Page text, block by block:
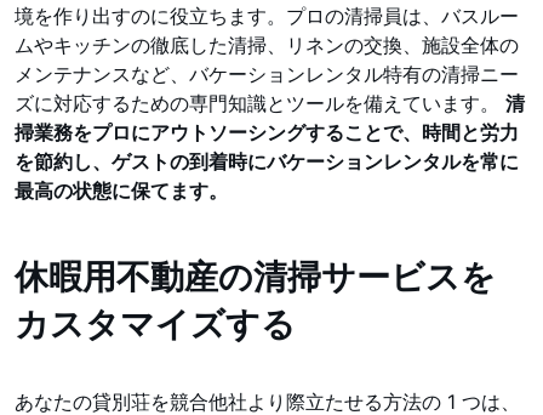
境を作り出すのに役立ちます。プロの清掃員は、バスルー
ムやキッチンの徹底した清掃、リネンの交換、施設全体の
メンテナンスなど、バケーションレンタル特有の清掃ニー
ズに対応するための専門知識とツールを備えています。 清
掃業務をプロにアウトソーシングすることで、時間と労力
を節約し、ゲストの到着時にバケーションレンタルを常に
最高の状態に保てます。
休暇用不動産の清掃サービスを
カスタマイズする
あなたの貸別荘を競合他社より際立たせる方法の 1 つは、